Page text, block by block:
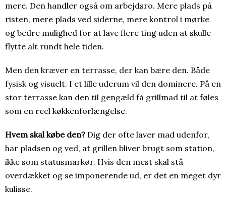
mere. Den handler også om arbejdsro. Mere plads på
risten, mere plads ved siderne, mere kontrol i mørke
og bedre mulighed for at lave flere ting uden at skulle
flytte alt rundt hele tiden.
Men den kræver en terrasse, der kan bære den. Både
fysisk og visuelt. I et lille uderum vil den dominere. På en
stor terrasse kan den til gengæld få grillmad til at føles
som en reel køkkenforlængelse.
Hvem skal købe den? Dig der ofte laver mad udenfor,
har pladsen og ved, at grillen bliver brugt som station,
ikke som statusmarkør. Hvis den mest skal stå
overdækket og se imponerende ud, er det en meget dyr
kulisse.